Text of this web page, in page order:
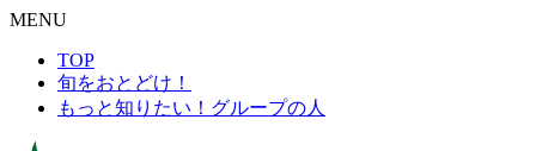
MENU
TOP
旬をおとどけ！
もっと知りたい！グループの人